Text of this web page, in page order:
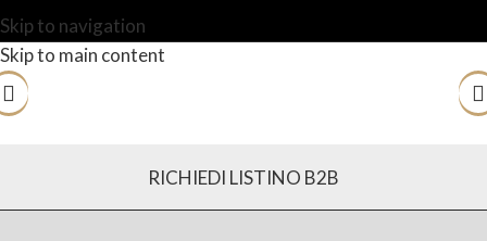
Skip to navigation
Skip to main content
RICHIEDI LISTINO B2B